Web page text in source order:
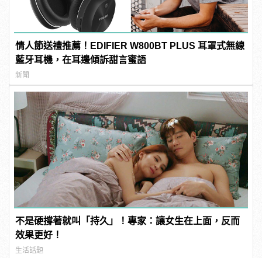
情人節送禮推薦！EDIFIER W800BT PLUS 耳罩式無線
藍牙耳機，在耳邊傾訴甜言蜜語
新聞
不是硬撐著就叫「持久」！專家：讓女生在上面，反而
效果更好！
生活話題